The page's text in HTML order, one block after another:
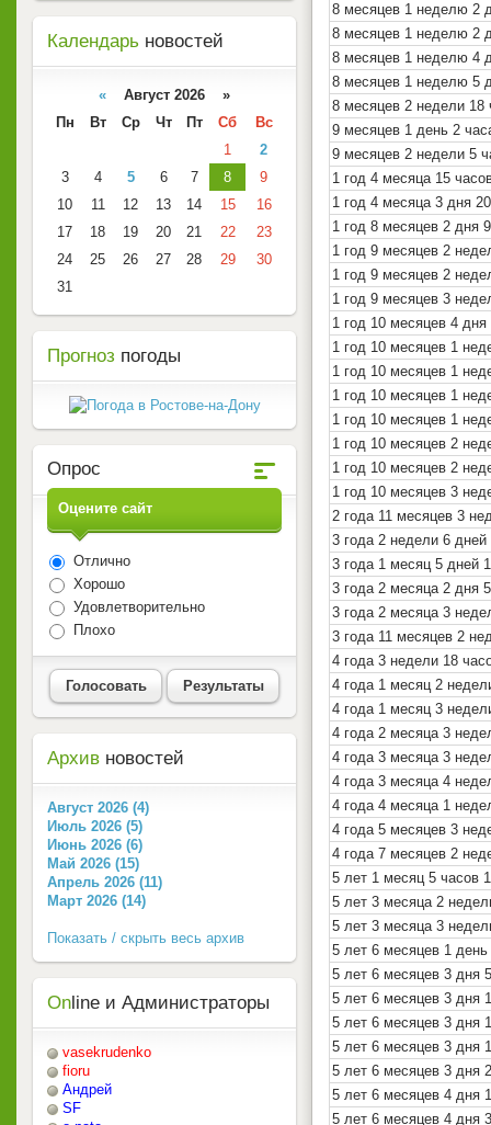
8 месяцев 1 неделю 2
8 месяцев 1 неделю 2
8 месяцев 1 неделю 4
8 месяцев 1 неделю 5
8 месяцев 2 недели 18
9 месяцев 1 день 2
9 месяцев 2 недели 5
1 год 4 месяца 15
1 год 4 месяца 3 дня
1 год 8 месяцев 2 дня
1 год 9 месяцев 2
1 год 9 месяцев 2
1 год 9 месяцев 3
1 год 10 месяцев 4
1 год 10 месяцев 1
1 год 10 месяцев 1
1 год 10 месяцев 1
1 год 10 месяцев 1
1 год 10 месяцев 2
1 год 10 месяцев 2
1 год 10 месяцев 3
2 года 11 месяцев 3
3 года 2 недели 6
3 года 1 месяц 5 дней
3 года 2 месяца 2 дня
3 года 2 месяца 3
3 года 11 месяцев 2
4 года 3 недели 18
4 года 1 месяц 2
4 года 1 месяц 3
4 года 2 месяца 3
4 года 3 месяца 3
4 года 3 месяца 4
4 года 4 месяца 1
4 года 5 месяцев 3
4 года 7 месяцев 2
5 лет 1 месяц 5 часов
5 лет 3 месяца 2
5 лет 3 месяца 3
5 лет 6 месяцев 1
5 лет 6 месяцев 3 дня
5 лет 6 месяцев 3 дня
5 лет 6 месяцев 3 дня
5 лет 6 месяцев 3 дня
5 лет 6 месяцев 3 дня
5 лет 6 месяцев 4 дня
5 лет 6 месяцев 4 дня
Календарь новостей
« Август 2026 »
Пн
Вт Ср Чт Пт Сб
Вс
1
2
3
4 5 6 7 8
9
10
11 12 13 14 15
16
17
18 19 20 21 22
23
24
25 26 27 28 29
30
31
Прогноз погоды
Опрос
Оцените сайт
Отлично
Хорошо
Удовлетворительно
Плохо
Голосовать Результаты
Архив новостей
Август 2026 (4)
Июль 2026 (5)
Июнь 2026 (6)
Май 2026 (15)
Апрель 2026 (11)
Март 2026 (14)
Показать / скрыть весь архив
On line и Администраторы
vasekrudenko
fioru
Андрей
SF